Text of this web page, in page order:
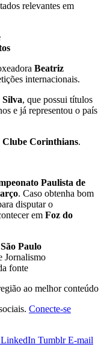
relevantes em
Beatriz
internacionais.
, que possui títulos
e já representou o país
Clube Corinthians.
Paulista de
. Caso obtenha bom
disputar o
em Foz do
Paulo
Jornalismo
fonte
ao melhor conteúdo
Conecte-se
LinkedIn Tumblr E-mail